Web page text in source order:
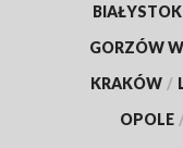
BIAŁYSTOK
GORZÓW
KRAKÓW /
OPOLE